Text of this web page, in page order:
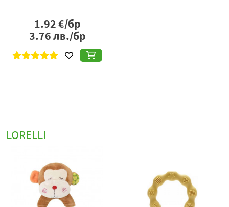
1.92€/бр
3.76лв./бр
LORELLI